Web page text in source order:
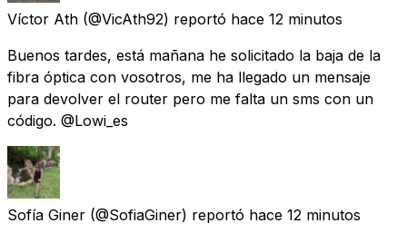
Víctor Ath (@VicAth92) reportó hace 12 minutos
Buenos tardes, está mañana he solicitado la baja de la
fibra óptica con vosotros, me ha llegado un mensaje
para devolver el router pero me falta un sms con un
código. @Lowi_es
Sofía Giner (@SofiaGiner) reportó hace 12 minutos